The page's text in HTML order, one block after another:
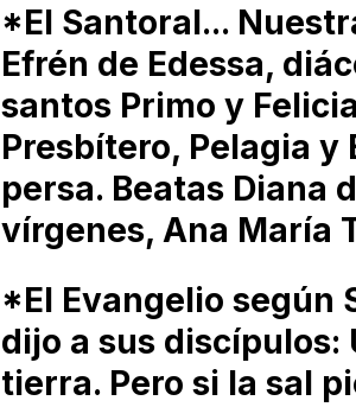
*El Santoral...
Efrén de Edessa,
santos Primo y
Presbítero, Pelagia
persa. Beatas Diana
vírgenes, Ana María
*El Evangelio según
dijo a sus discípulos:
tierra. Pero si la sal